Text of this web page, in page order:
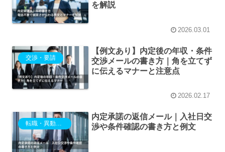
を解説
2026.03.01
交渉・要請
【例文あり】内定後の年収・条件
交渉メールの書き方｜角を立てず
に伝えるマナーと注意点
2026.02.17
転職・異動・退職
内定承諾の返信メール｜入社日交
渉や条件確認の書き方と例文